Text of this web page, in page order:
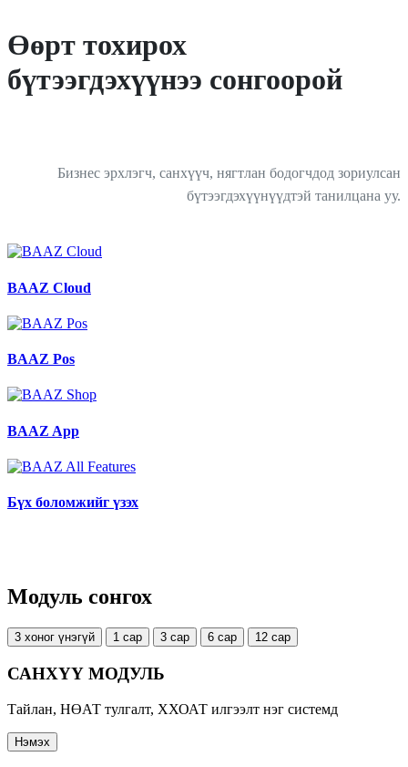
Өөрт тохирох
бүтээгдэхүүнээ сонгоорой
Бизнес эрхлэгч, санхүүч, нягтлан бодогчдод зориулсан
бүтээгдэхүүнүүдтэй танилцана уу.
BAAZ Cloud
BAAZ Pos
BAAZ App
Бүх боломжийг үзэх
Модуль сонгох
3 хоног үнэгүй 1 сар 3 сар 6 сар 12 сар
САНХҮҮ МОДУЛЬ
Тайлан, НӨАТ тулгалт, ХХОАТ илгээлт нэг системд
Нэмэх